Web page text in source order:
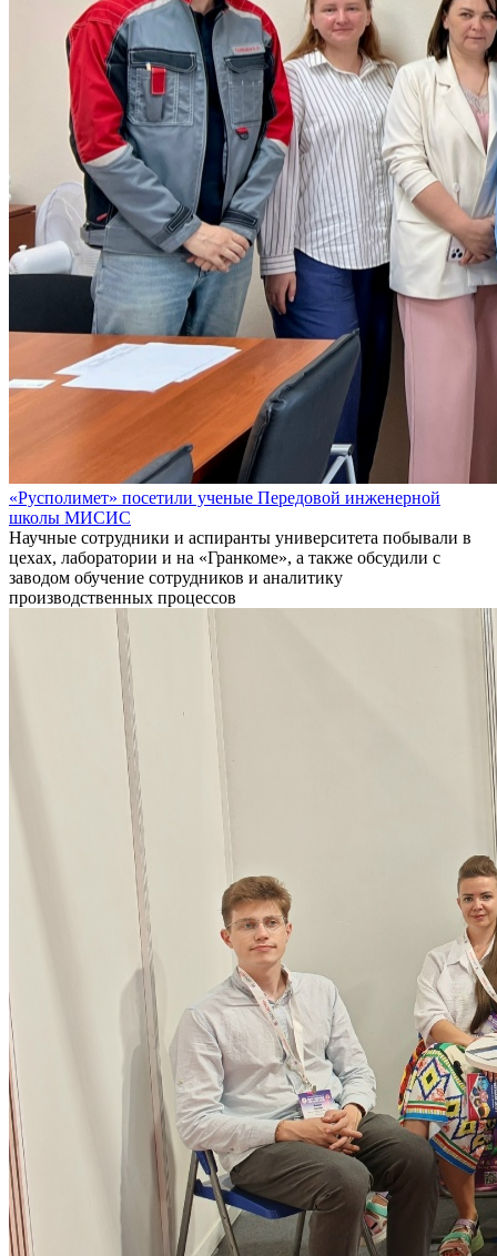
«Русполимет» посетили ученые Передовой инженерной
школы МИСИС
Научные сотрудники и аспиранты университета побывали в
цехах, лаборатории и на «Гранкоме», а также обсудили с
заводом обучение сотрудников и аналитику
производственных процессов